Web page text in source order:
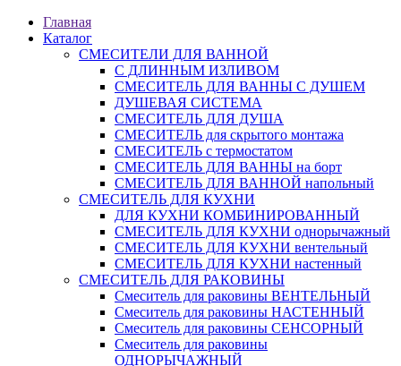
Главная
Каталог
СМЕСИТЕЛИ ДЛЯ ВАННОЙ
С ДЛИННЫМ ИЗЛИВОМ
СМЕСИТЕЛЬ ДЛЯ ВАННЫ С ДУШЕМ
ДУШЕВАЯ СИСТЕМА
СМЕСИТЕЛЬ ДЛЯ ДУША
СМЕСИТЕЛЬ для скрытого монтажа
СМЕСИТЕЛЬ с термостатом
СМЕСИТЕЛЬ ДЛЯ ВАННЫ на борт
СМЕСИТЕЛЬ ДЛЯ ВАННОЙ напольный
СМЕСИТЕЛЬ ДЛЯ КУХНИ
ДЛЯ КУХНИ КОМБИНИРОВАННЫЙ
СМЕСИТЕЛЬ ДЛЯ КУХНИ однорычажный
СМЕСИТЕЛЬ ДЛЯ КУХНИ вентельный
СМЕСИТЕЛЬ ДЛЯ КУХНИ настенный
СМЕСИТЕЛЬ ДЛЯ РАКОВИНЫ
Смеситель для раковины ВЕНТЕЛЬНЫЙ
Смеситель для раковины НАСТЕННЫЙ
Смеситель для раковины СЕНСОРНЫЙ
Смеситель для раковины
ОДНОРЫЧАЖНЫЙ